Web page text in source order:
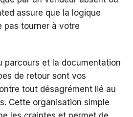
assure que la logique
pas tourner à votre
parcours et la documentation
de retour sont vos
tout désagrément lié au
Cette organisation simple